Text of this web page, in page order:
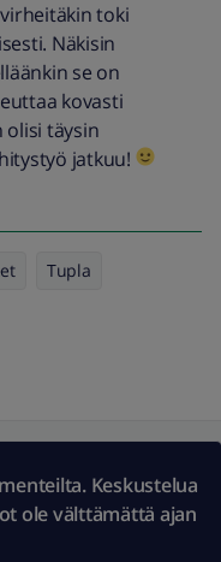
toki
Näkisin
se on
kovasti
olisi täysin
jatkuu!
Tupla
Keskustelua
ole välttämättä ajan